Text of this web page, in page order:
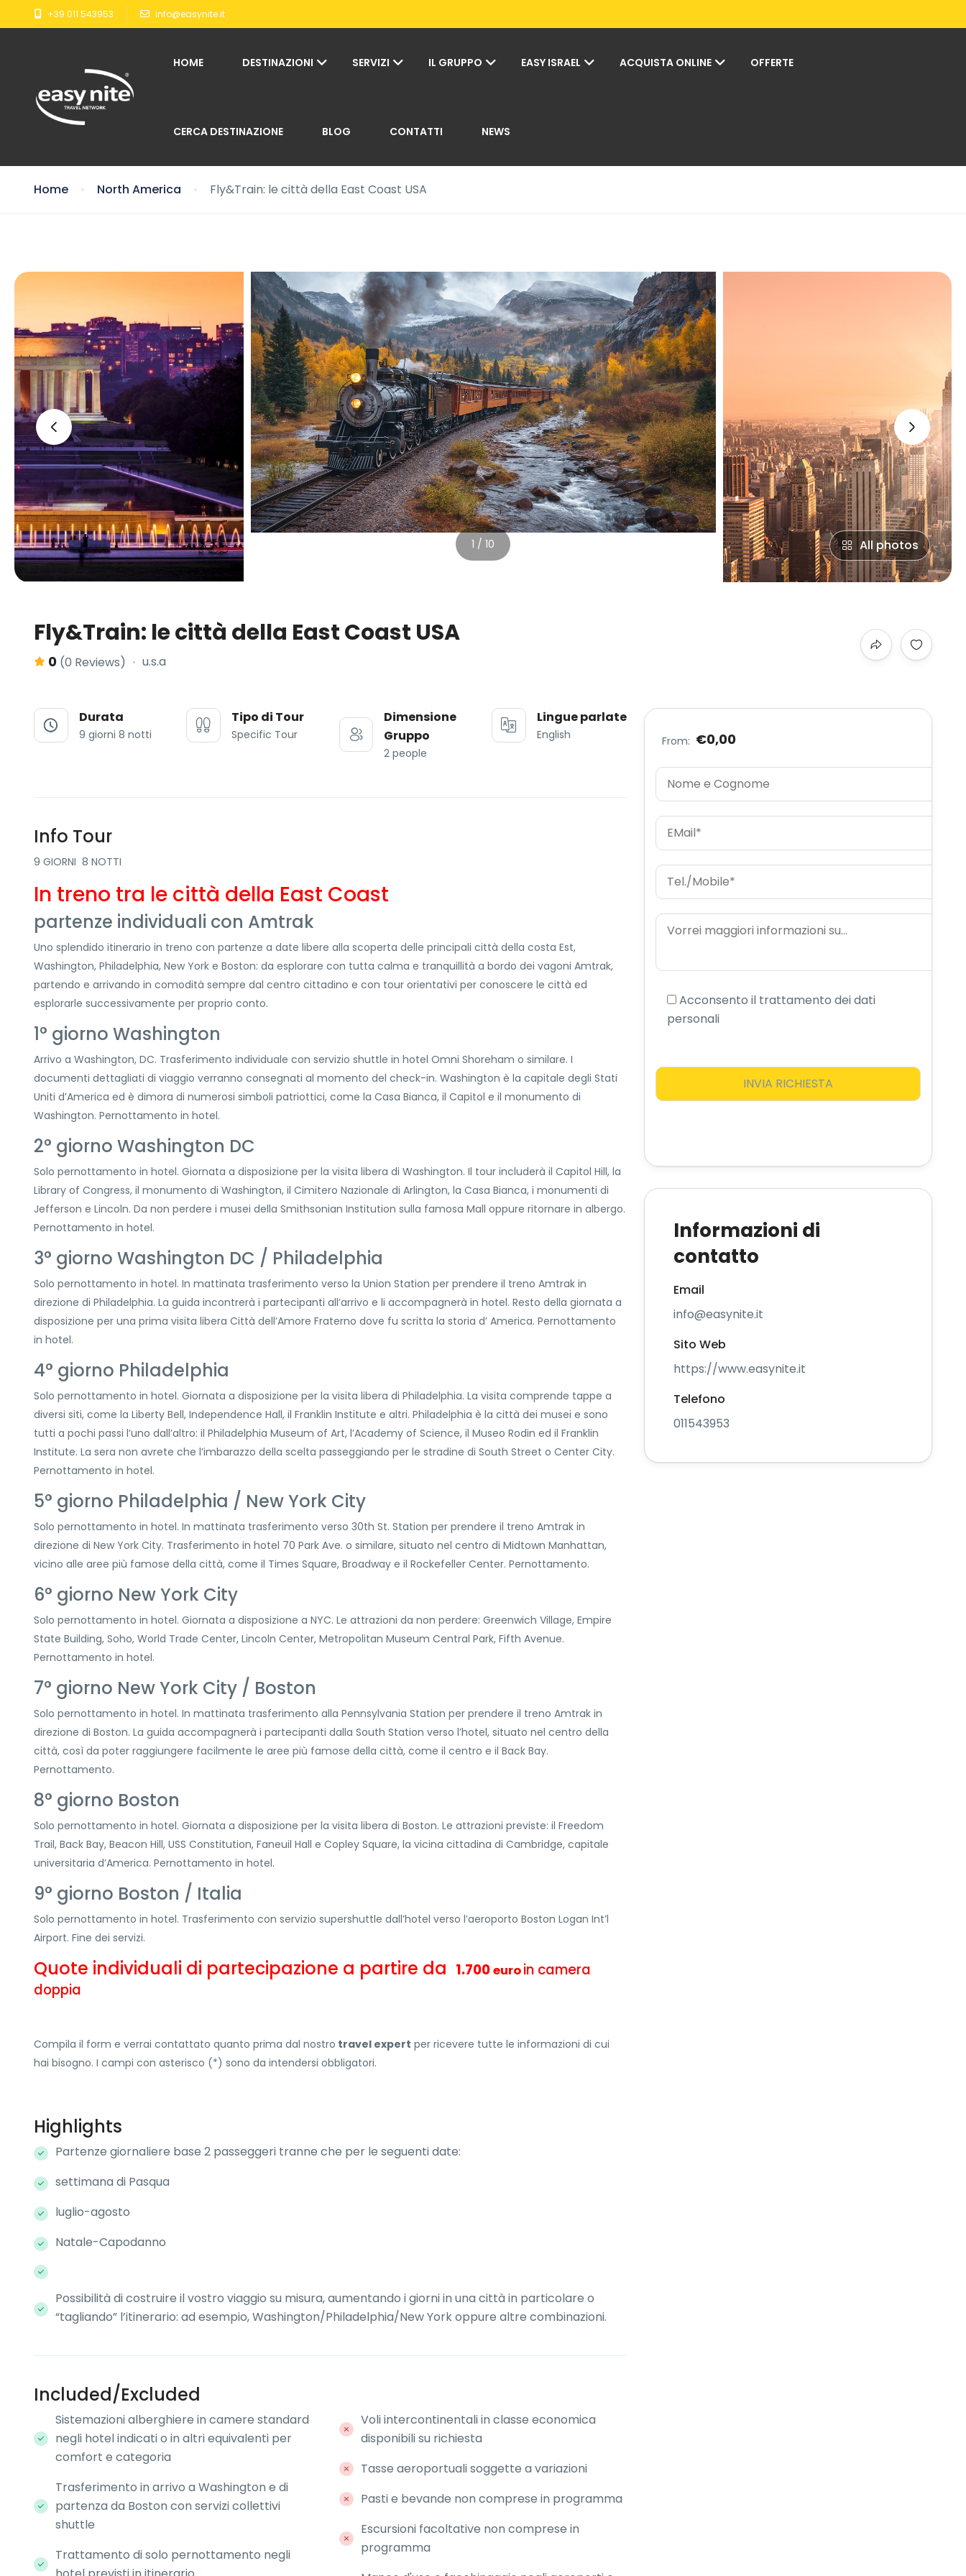
+39 011 543953 info@easynite.it
HOME DESTINAZIONI SERVIZI IL GRUPPO EASY ISRAEL ACQUISTA ONLINE OFFERTE
CERCA DESTINAZIONE BLOG CONTATTI NEWS
Home North America Fly&Train: le città della East Coast USA
‹ ›
1 / 10 All photos
Fly&Train: le città della East Coast USA
0 (0 Reviews) u.s.a
Durata
9 giorni 8 notti
Tipo di Tour
Specific Tour
Dimensione
Gruppo
2 people
Lingue parlate
English
Info Tour
9 GIORNI 8 NOTTI
In treno tra le città della East Coast
partenze individuali con Amtrak
Uno splendido itinerario in treno con partenze a date libere alla scoperta delle principali città della costa Est,
Washington, Philadelphia, New York e Boston: da esplorare con tutta calma e tranquillità a bordo dei vagoni Amtrak,
partendo e arrivando in comodità sempre dal centro cittadino e con tour orientativi per conoscere le città ed
esplorarle successivamente per proprio conto.
1° giorno Washington
Arrivo a Washington, DC. Trasferimento individuale con servizio shuttle in hotel Omni Shoreham o similare. I
documenti dettagliati di viaggio verranno consegnati al momento del check-in. Washington è la capitale degli Stati
Uniti d’America ed è dimora di numerosi simboli patriottici, come la Casa Bianca, il Capitol e il monumento di
Washington. Pernottamento in hotel.
2° giorno Washington DC
Solo pernottamento in hotel. Giornata a disposizione per la visita libera di Washington. Il tour includerà il Capitol Hill, la
Library of Congress, il monumento di Washington, il Cimitero Nazionale di Arlington, la Casa Bianca, i monumenti di
Jefferson e Lincoln. Da non perdere i musei della Smithsonian Institution sulla famosa Mall oppure ritornare in albergo.
Pernottamento in hotel.
3° giorno Washington DC / Philadelphia
Solo pernottamento in hotel. In mattinata trasferimento verso la Union Station per prendere il treno Amtrak in
direzione di Philadelphia. La guida incontrerà i partecipanti all’arrivo e li accompagnerà in hotel. Resto della giornata a
disposizione per una prima visita libera Città dell’Amore Fraterno dove fu scritta la storia d’ America. Pernottamento
in hotel.
4° giorno Philadelphia
Solo pernottamento in hotel. Giornata a disposizione per la visita libera di Philadelphia. La visita comprende tappe a
diversi siti, come la Liberty Bell, Independence Hall, il Franklin Institute e altri. Philadelphia è la città dei musei e sono
tutti a pochi passi l’uno dall’altro: il Philadelphia Museum of Art, l’Academy of Science, il Museo Rodin ed il Franklin
Institute. La sera non avrete che l’imbarazzo della scelta passeggiando per le stradine di South Street o Center City.
Pernottamento in hotel.
5° giorno Philadelphia / New York City
Solo pernottamento in hotel. In mattinata trasferimento verso 30th St. Station per prendere il treno Amtrak in
direzione di New York City. Trasferimento in hotel 70 Park Ave. o similare, situato nel centro di Midtown Manhattan,
vicino alle aree più famose della città, come il Times Square, Broadway e il Rockefeller Center. Pernottamento.
6° giorno New York City
Solo pernottamento in hotel. Giornata a disposizione a NYC. Le attrazioni da non perdere: Greenwich Village, Empire
State Building, Soho, World Trade Center, Lincoln Center, Metropolitan Museum Central Park, Fifth Avenue.
Pernottamento in hotel.
7° giorno New York City / Boston
Solo pernottamento in hotel. In mattinata trasferimento alla Pennsylvania Station per prendere il treno Amtrak in
direzione di Boston. La guida accompagnerà i partecipanti dalla South Station verso l’hotel, situato nel centro della
città, così da poter raggiungere facilmente le aree più famose della città, come il centro e il Back Bay.
Pernottamento.
8° giorno Boston
Solo pernottamento in hotel. Giornata a disposizione per la visita libera di Boston. Le attrazioni previste: il Freedom
Trail, Back Bay, Beacon Hill, USS Constitution, Faneuil Hall e Copley Square, la vicina cittadina di Cambridge, capitale
universitaria d’America. Pernottamento in hotel.
9° giorno Boston / Italia
Solo pernottamento in hotel. Trasferimento con servizio supershuttle dall’hotel verso l’aeroporto Boston Logan Int’l
Airport. Fine dei servizi.
Quote individuali di partecipazione a partire da 1.700euroin camera
doppia
Compila il form e verrai contattato quanto prima dal nostro travel expert per ricevere tutte le informazioni di cui
hai bisogno. I campi con asterisco (*) sono da intendersi obbligatori.
Highlights
Partenze giornaliere base 2 passeggeri tranne che per le seguenti date:
settimana di Pasqua
luglio-agosto
Natale-Capodanno
Possibilità di costruire il vostro viaggio su misura, aumentando i giorni in una città in particolare o
“tagliando” l’itinerario: ad esempio, Washington/Philadelphia/New York oppure altre combinazioni.
Included/Excluded
Sistemazioni alberghiere in camere standard
negli hotel indicati o in altri equivalenti per
comfort e categoria
Trasferimento in arrivo a Washington e di
partenza da Boston con servizi collettivi
shuttle
Trattamento di solo pernottamento negli
Voli intercontinentali in classe economica
disponibili su richiesta
Tasse aeroportuali soggette a variazioni
Pasti e bevande non comprese in programma
Escursioni facoltative non comprese in
programma
From: €0,00
Acconsento il trattamento dei dati
personali
Informazioni di
contatto
Email
info@easynite.it
Sito Web
https://www.easynite.it
Telefono
011543953